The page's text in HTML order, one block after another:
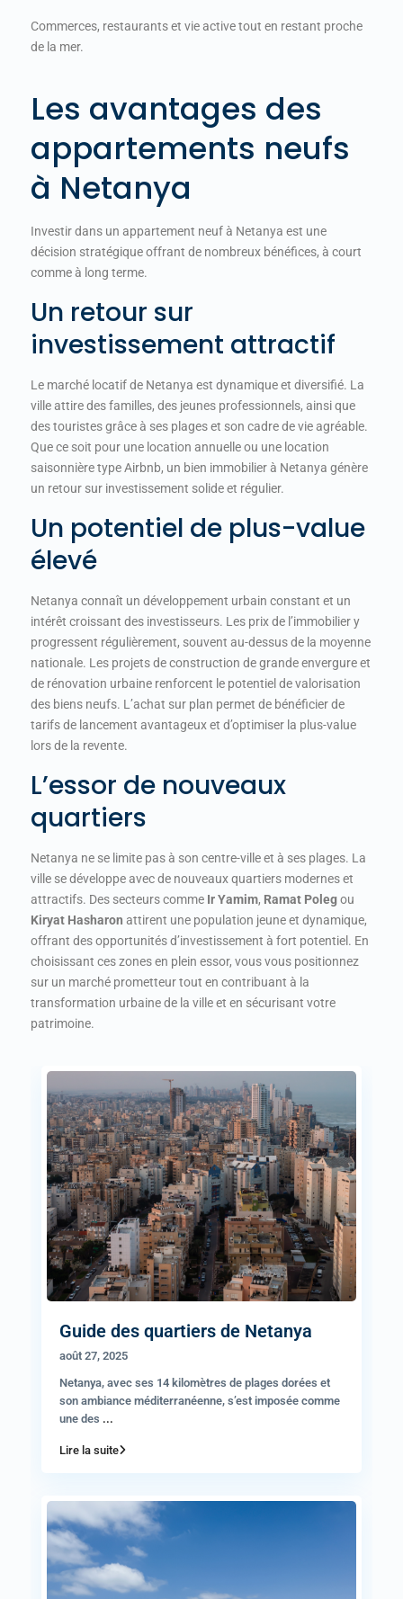
Commerces, restaurants et vie active tout en restant proche
de la mer.
Les avantages des
appartements neufs
à Netanya
Investir dans un appartement neuf à Netanya est une
décision stratégique offrant de nombreux bénéfices, à court
comme à long terme.
Un retour sur
investissement attractif
Le marché locatif de Netanya est dynamique et diversifié. La
ville attire des familles, des jeunes professionnels, ainsi que
des touristes grâce à ses plages et son cadre de vie agréable.
Que ce soit pour une location annuelle ou une location
saisonnière type Airbnb, un bien immobilier à Netanya génère
un retour sur investissement solide et régulier.
Un potentiel de plus-value
élevé
Netanya connaît un développement urbain constant et un
intérêt croissant des investisseurs. Les prix de l’immobilier y
progressent régulièrement, souvent au-dessus de la moyenne
nationale. Les projets de construction de grande envergure et
de rénovation urbaine renforcent le potentiel de valorisation
des biens neufs. L’achat sur plan permet de bénéficier de
tarifs de lancement avantageux et d’optimiser la plus-value
lors de la revente.
L’essor de nouveaux
quartiers
Netanya ne se limite pas à son centre-ville et à ses plages. La
ville se développe avec de nouveaux quartiers modernes et
attractifs. Des secteurs comme Ir Yamim, Ramat Polegou
Kiryat Hasharon attirent une population jeune et dynamique,
offrant des opportunités d’investissement à fort potentiel. En
choisissant ces zones en plein essor, vous vous positionnez
sur un marché prometteur tout en contribuant à la
transformation urbaine de la ville et en sécurisant votre
patrimoine.
Guide des quartiers de Netanya
août 27, 2025
Netanya, avec ses 14 kilomètres de plages dorées et
son ambiance méditerranéenne, s’est imposée comme
une des ...
Lire la suite